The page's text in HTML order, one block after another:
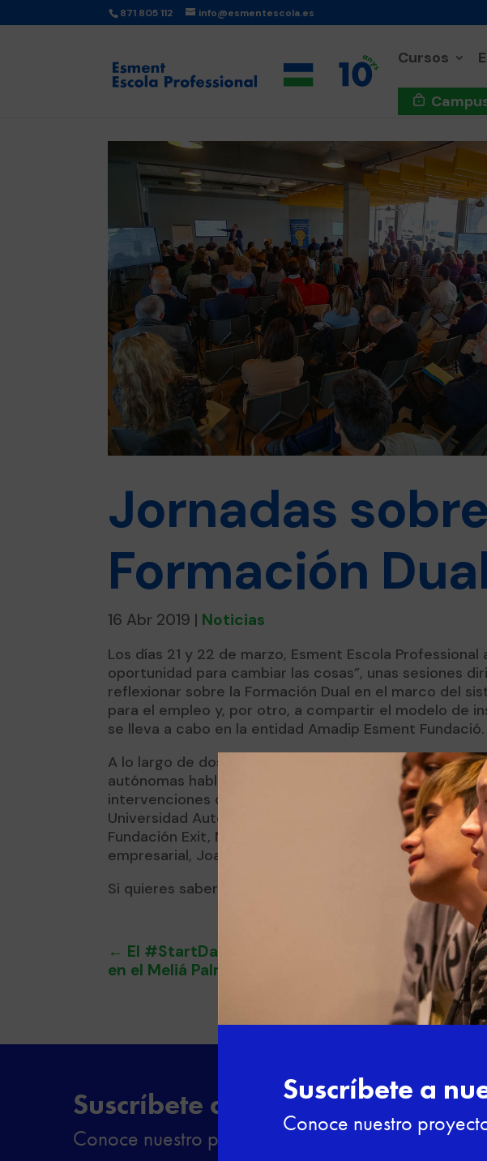
871 805 112 info@esmentescola.es
Cursos
Jornadas sobre
Formación
16 Abr 2019 | Noticias
Los días 21 y 22 de marzo, Esment Escola Professional
oportunidad para cambiar las cosas”, unas sesiones
reflexionar sobre la Formación Dual en el marco del
para el empleo y, por otro, a compartir el modelo de
se lleva a cabo en la entidad Amadip Esment Fundació.
A lo largo de dos días, alrededor de 200
autónomas hablaron sobre retos, ideas y aprendizajes
intervenciones de profesionales como el economista
Universidad Autónoma de Madrid y FEDEA, Marcel
Fundación Exit, Nacho Sequeira o el profesor del
empresarial, Joan Fontrodona.
Si quieres saber más sobre las jornadas, puedes ver el
← El #StartDayFormaciónDual reúne a 30
en el Meliá Palma Marina